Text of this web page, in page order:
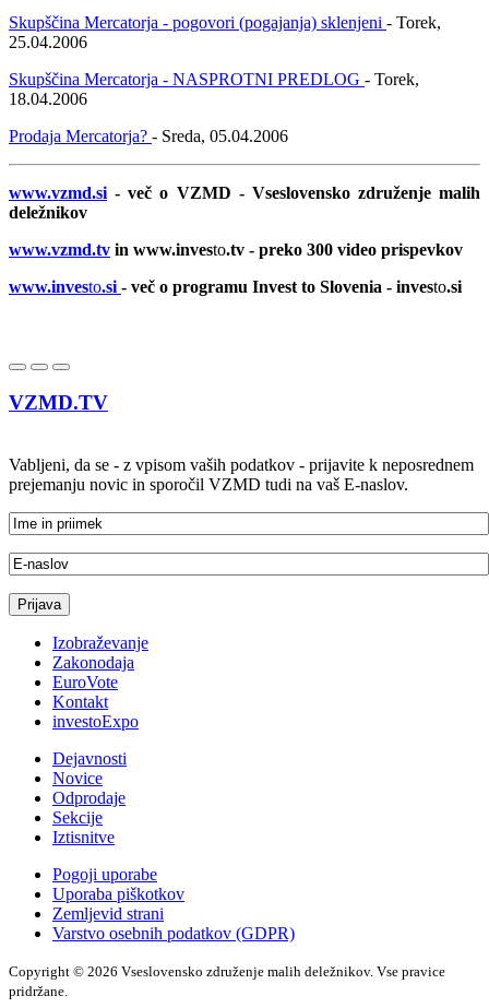
Skupščina Mercatorja - pogovori (pogajanja) sklenjeni - Torek,
25.04.2006
Skupščina Mercatorja - NASPROTNI PREDLOG - Torek,
18.04.2006
Prodaja Mercatorja? - Sreda, 05.04.2006
www.vzmd.si - več o VZMD - Vseslovensko združenje malih
deležnikov
www.vzmd.tv in www.investo.tv - preko 300 video prispevkov
www.investo.si - več o programu Invest to Slovenia - investo.si
VZMD.TV
Vabljeni, da se - z vpisom vaših podatkov - prijavite k neposrednem
prejemanju novic in sporočil VZMD tudi na vaš E-naslov.
Izobraževanje
Zakonodaja
EuroVote
Kontakt
investoExpo
Dejavnosti
Novice
Odprodaje
Sekcije
Iztisnitve
Pogoji uporabe
Uporaba piškotkov
Zemljevid strani
Varstvo osebnih podatkov (GDPR)
Copyright © 2026 Vseslovensko združenje malih deležnikov. Vse pravice
pridržane.